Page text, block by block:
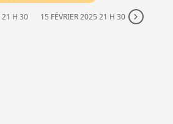
21 H 30 15 FÉVRIER 2025 21 H 30